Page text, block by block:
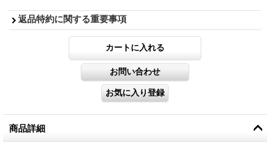
返品特約に関する重要事項
商品詳細